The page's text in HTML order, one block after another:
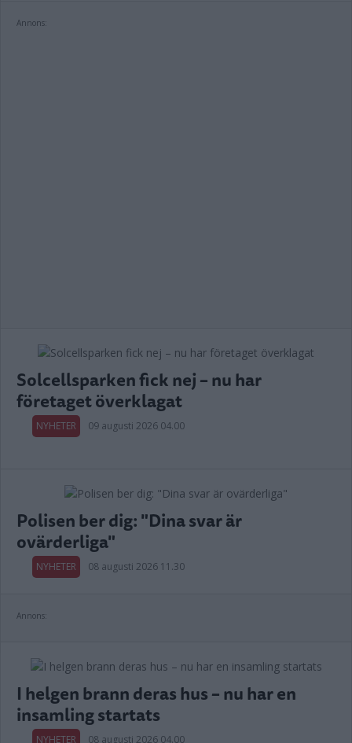
Annons:
Solcellsparken fick nej – nu har
företaget överklagat
NYHETER 09 augusti 2026 04.00
Polisen ber dig: "Dina svar är
ovärderliga"
NYHETER 08 augusti 2026 11.30
Annons:
I helgen brann deras hus – nu har en
insamling startats
NYHETER 08 augusti 2026 04.00